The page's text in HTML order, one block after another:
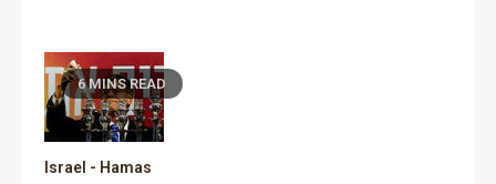
6 MINS READ
Israel - Hamas